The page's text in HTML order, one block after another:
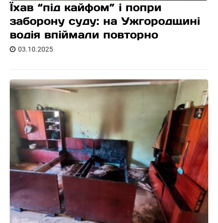
Їхав “під кайфом” і попри
заборону суду: на Ужгородщині
водія впіймали повторно
03.10.2025